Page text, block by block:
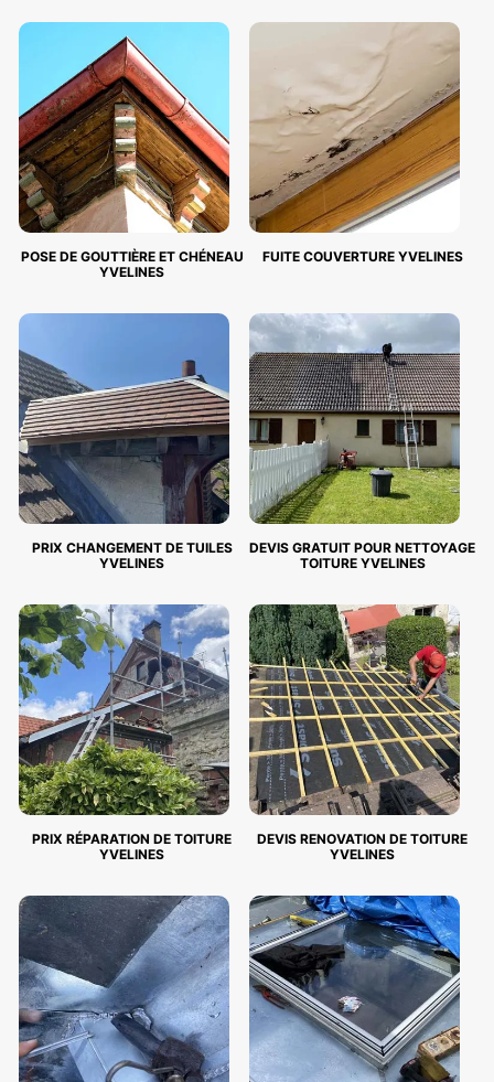
POSE DE GOUTTIÈRE ET CHÉNEAU
YVELINES
FUITE COUVERTURE YVELINES
PRIX CHANGEMENT DE TUILES
YVELINES
DEVIS GRATUIT POUR NETTOYAGE
TOITURE YVELINES
PRIX RÉPARATION DE TOITURE
YVELINES
DEVIS RENOVATION DE TOITURE
YVELINES